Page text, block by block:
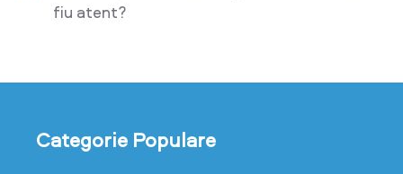
fiu atent?
Categorie Populare